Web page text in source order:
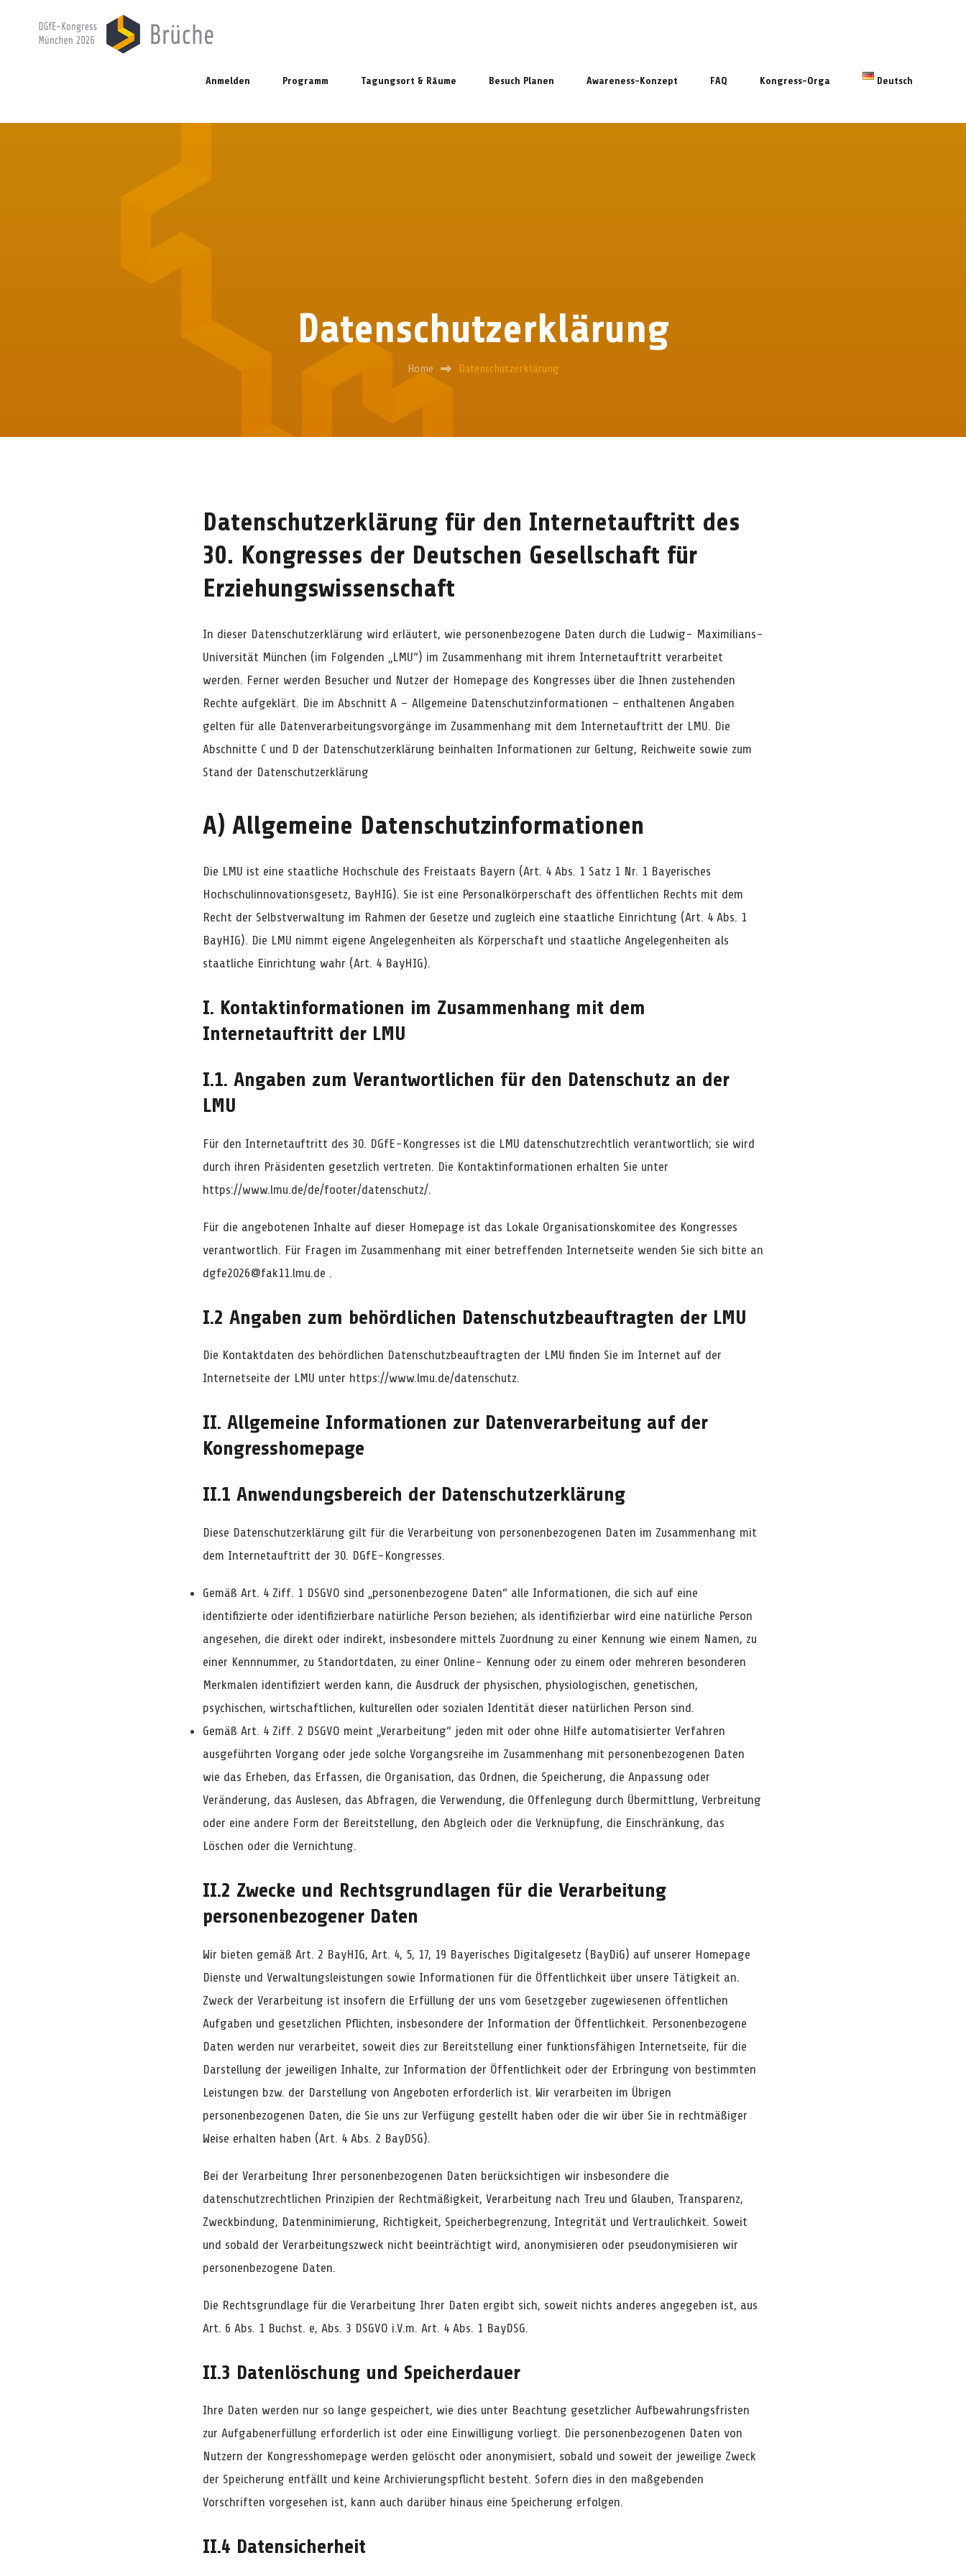
Anmelden Programm Tagungsort & Räume Besuch Planen Awareness-Konzept FAQ Kongress-Orga Deutsch
Datenschutzerklärung
Home Datenschutzerklärung
Datenschutzerklärung für den Internetauftritt des
30. Kongresses der Deutschen Gesellschaft für
Erziehungswissenschaft
In dieser Datenschutzerklärung wird erläutert, wie personenbezogene Daten durch die Ludwig- Maximilians-
Universität München (im Folgenden „LMU“) im Zusammenhang mit ihrem Internetauftritt verarbeitet
werden. Ferner werden Besucher und Nutzer der Homepage des Kongresses über die Ihnen zustehenden
Rechte aufgeklärt. Die im Abschnitt A – Allgemeine Datenschutzinformationen – enthaltenen Angaben
gelten für alle Datenverarbeitungsvorgänge im Zusammenhang mit dem Internetauftritt der LMU. Die
Abschnitte C und D der Datenschutzerklärung beinhalten Informationen zur Geltung, Reichweite sowie zum
Stand der Datenschutzerklärung
A) Allgemeine Datenschutzinformationen
Die LMU ist eine staatliche Hochschule des Freistaats Bayern (Art. 4 Abs. 1 Satz 1 Nr. 1 Bayerisches
Hochschulinnovationsgesetz, BayHIG). Sie ist eine Personalkörperschaft des öffentlichen Rechts mit dem
Recht der Selbstverwaltung im Rahmen der Gesetze und zugleich eine staatliche Einrichtung (Art. 4 Abs. 1
BayHIG). Die LMU nimmt eigene Angelegenheiten als Körperschaft und staatliche Angelegenheiten als
staatliche Einrichtung wahr (Art. 4 BayHIG).
I. Kontaktinformationen im Zusammenhang mit dem
Internetauftritt der LMU
I.1. Angaben zum Verantwortlichen für den Datenschutz an der
LMU
Für den Internetauftritt des 30. DGfE-Kongresses ist die LMU datenschutzrechtlich verantwortlich; sie wird
durch ihren Präsidenten gesetzlich vertreten. Die Kontaktinformationen erhalten Sie unter
https://www.lmu.de/de/footer/datenschutz/.
Für die angebotenen Inhalte auf dieser Homepage ist das Lokale Organisationskomitee des Kongresses
verantwortlich. Für Fragen im Zusammenhang mit einer betreffenden Internetseite wenden Sie sich bitte an
dgfe2026@fak11.lmu.de .
I.2 Angaben zum behördlichen Datenschutzbeauftragten der LMU
Die Kontaktdaten des behördlichen Datenschutzbeauftragten der LMU finden Sie im Internet auf der
Internetseite der LMU unter https://www.lmu.de/datenschutz.
II. Allgemeine Informationen zur Datenverarbeitung auf der
Kongresshomepage
II.1 Anwendungsbereich der Datenschutzerklärung
Diese Datenschutzerklärung gilt für die Verarbeitung von personenbezogenen Daten im Zusammenhang mit
dem Internetauftritt der 30. DGfE-Kongresses.
Gemäß Art. 4 Ziff. 1 DSGVO sind „personenbezogene Daten“ alle Informationen, die sich auf eine
identifizierte oder identifizierbare natürliche Person beziehen; als identifizierbar wird eine natürliche Person
angesehen, die direkt oder indirekt, insbesondere mittels Zuordnung zu einer Kennung wie einem Namen, zu
einer Kennnummer, zu Standortdaten, zu einer Online- Kennung oder zu einem oder mehreren besonderen
Merkmalen identifiziert werden kann, die Ausdruck der physischen, physiologischen, genetischen,
psychischen, wirtschaftlichen, kulturellen oder sozialen Identität dieser natürlichen Person sind.
Gemäß Art. 4 Ziff. 2 DSGVO meint „Verarbeitung“ jeden mit oder ohne Hilfe automatisierter Verfahren
ausgeführten Vorgang oder jede solche Vorgangsreihe im Zusammenhang mit personenbezogenen Daten
wie das Erheben, das Erfassen, die Organisation, das Ordnen, die Speicherung, die Anpassung oder
Veränderung, das Auslesen, das Abfragen, die Verwendung, die Offenlegung durch Übermittlung, Verbreitung
oder eine andere Form der Bereitstellung, den Abgleich oder die Verknüpfung, die Einschränkung, das
Löschen oder die Vernichtung.
II.2 Zwecke und Rechtsgrundlagen für die Verarbeitung
personenbezogener Daten
Wir bieten gemäß Art. 2 BayHIG, Art. 4, 5, 17, 19 Bayerisches Digitalgesetz (BayDiG) auf unserer Homepage
Dienste und Verwaltungsleistungen sowie Informationen für die Öffentlichkeit über unsere Tätigkeit an.
Zweck der Verarbeitung ist insofern die Erfüllung der uns vom Gesetzgeber zugewiesenen öffentlichen
Aufgaben und gesetzlichen Pflichten, insbesondere der Information der Öffentlichkeit. Personenbezogene
Daten werden nur verarbeitet, soweit dies zur Bereitstellung einer funktionsfähigen Internetseite, für die
Darstellung der jeweiligen Inhalte, zur Information der Öffentlichkeit oder der Erbringung von bestimmten
Leistungen bzw. der Darstellung von Angeboten erforderlich ist. Wir verarbeiten im Übrigen
personenbezogenen Daten, die Sie uns zur Verfügung gestellt haben oder die wir über Sie in rechtmäßiger
Weise erhalten haben (Art. 4 Abs. 2 BayDSG).
Bei der Verarbeitung Ihrer personenbezogenen Daten berücksichtigen wir insbesondere die
datenschutzrechtlichen Prinzipien der Rechtmäßigkeit, Verarbeitung nach Treu und Glauben, Transparenz,
Zweckbindung, Datenminimierung, Richtigkeit, Speicherbegrenzung, Integrität und Vertraulichkeit. Soweit
und sobald der Verarbeitungszweck nicht beeinträchtigt wird, anonymisieren oder pseudonymisieren wir
personenbezogene Daten.
Die Rechtsgrundlage für die Verarbeitung Ihrer Daten ergibt sich, soweit nichts anderes angegeben ist, aus
Art. 6 Abs. 1 Buchst. e, Abs. 3 DSGVO i.V.m. Art. 4 Abs. 1 BayDSG.
II.3 Datenlöschung und Speicherdauer
Ihre Daten werden nur so lange gespeichert, wie dies unter Beachtung gesetzlicher Aufbewahrungsfristen
zur Aufgabenerfüllung erforderlich ist oder eine Einwilligung vorliegt. Die personenbezogenen Daten von
Nutzern der Kongresshomepage werden gelöscht oder anonymisiert, sobald und soweit der jeweilige Zweck
der Speicherung entfällt und keine Archivierungspflicht besteht. Sofern dies in den maßgebenden
Vorschriften vorgesehen ist, kann auch darüber hinaus eine Speicherung erfolgen.
II.4 Datensicherheit